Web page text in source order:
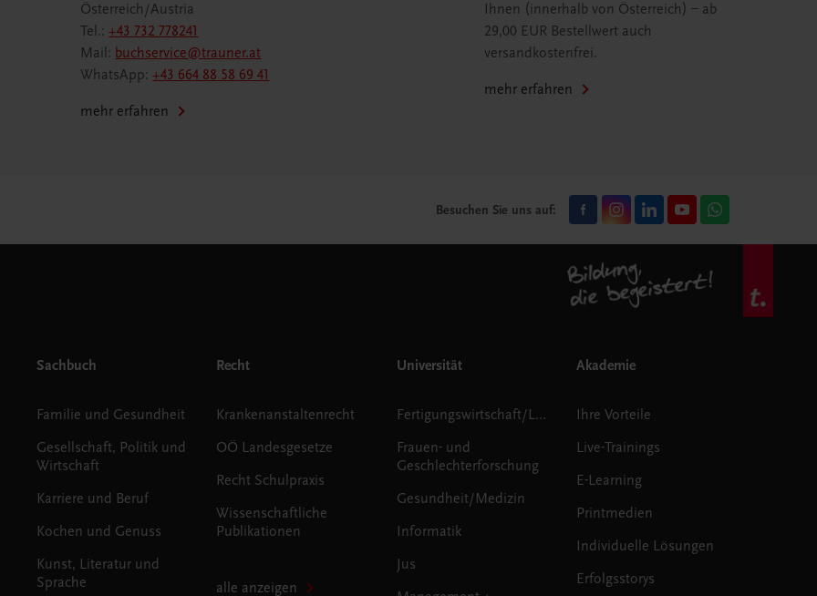
Österreich/Austria
Tel.:+43 732 778241
Mail: buchservice@trauner.at
WhatsApp:+43 664 88 58 69 41
mehr erfahren
Ihnen (innerhalb von Österreich) – ab
29,00 EUR Bestellwert auch
versandkostenfrei.
mehr erfahren
Besuchen Sie uns auf:
Sachbuch
Familie und Gesundheit
Gesellschaft, Politik und
Wirtschaft
Karriere und Beruf
Kochen und Genuss
Kunst, Literatur und
Sprache
Recht
Krankenanstaltenrecht
OÖ Landesgesetze
Recht Schulpraxis
Wissenschaftliche
Publikationen
alle anzeigen
Universität
Fertigungswirtschaft/Logistik
Frauen- und
Geschlechterforschung
Gesundheit/Medizin
Informatik
Jus
Akademie
Ihre Vorteile
Live-Trainings
E-Learning
Printmedien
Individuelle Lösungen
Erfolgsstorys